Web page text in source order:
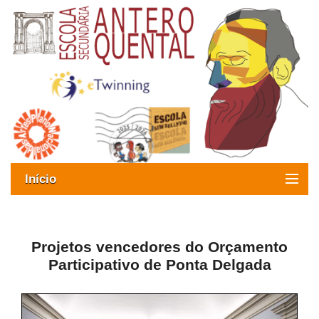
Início
Oferta formativa
ESAQ sem Bullying
Projetos vencedores do Orçamento
Participativo de Ponta Delgada